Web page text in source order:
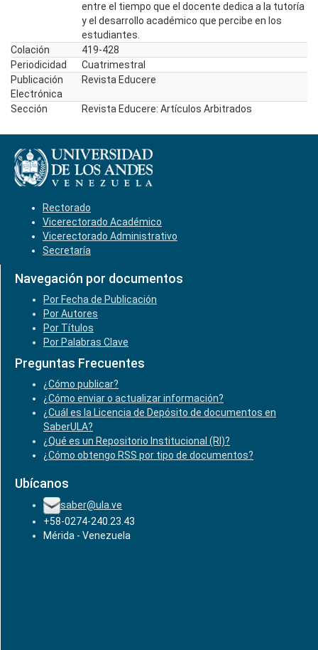
entre el tiempo que el docente dedica a la tutoría
y el desarrollo académico que percibe en los
estudiantes.
Colación
419-428
Periodicidad
Cuatrimestral
Publicación
Electrónica
Revista Educere
Sección Revista Educere: Artículos Arbitrados
Rectorado
Vicerectorado Académico
Vicerectorado Administrativo
Secretaría
Navegación por documentos
Por Fecha de Publicación
Por Autores
Por Títulos
Por Palabras Clave
Preguntas Frecuentes
¿Cómo publicar?
¿Cómo enviar o actualizar información?
¿Cuál es la Licencia de Depósito de documentos en
SaberULA?
¿Qué es un Repositorio Institucional (RI)?
¿Cómo obtengo RSS por tipo de documentos?
Ubícanos
saber@ula.ve
+58-0274-240.23.43
Mérida - Venezuela